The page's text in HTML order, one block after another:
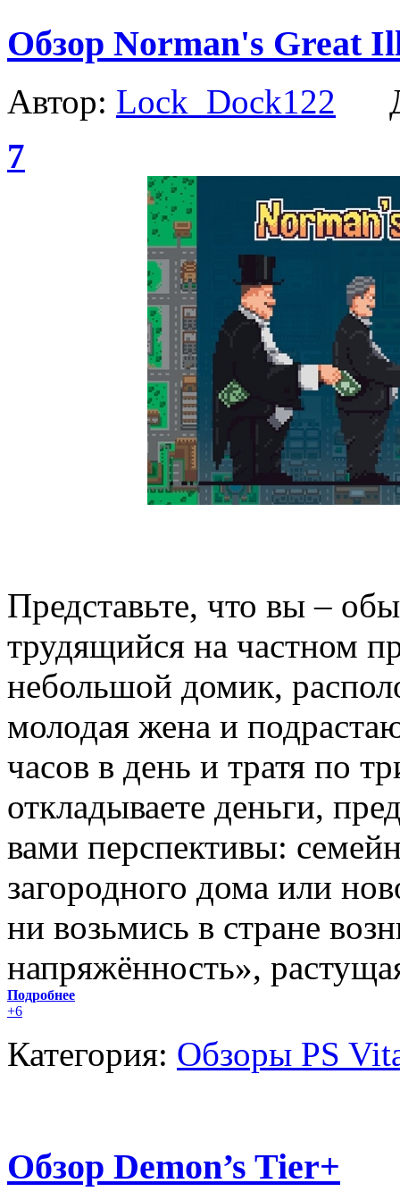
Обзор Norman's Great
Автор: Lock_Dock122
7
Представьте, что вы –
трудящийся на частном
небольшой домик,
молодая жена и
часов в день и тратя по
откладываете деньги,
вами перспективы:
загородного дома или
ни возьмись в стране
напряжённость»,
Подробнее
+6
Категория: Обзоры PS
Обзор Demon’s Tier+